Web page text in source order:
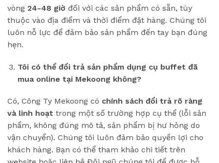
vòng 24-48 giờ đối với các sản phẩm có sẵn, tùy
thuộc vào địa điểm và thời điểm đặt hàng. Chúng tôi
luôn nỗ lực để đảm bảo sản phẩm đến tay bạn đúng
hẹn.
Tôi có thể đổi trả sản phẩm dụng cụ buffet đã
mua online tại Mekoong không?
Có, Công Ty Mekoong có chính sách đổi trả rõ ràng
và linh hoạt trong một số trường hợp cụ thể (lỗi sản
phẩm, không đúng mô tả, sản phẩm bị hư hỏng do
vận chuyển). Chúng tôi luôn đảm bảo quyền lợi cho
khách hàng. Bạn có thể tham khảo chi tiết trên